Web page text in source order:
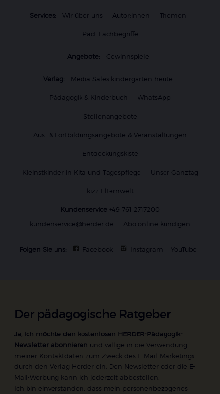
Services: Wir über uns Autor:innen Themen
Päd. Fachbegriffe
Angebote: Gewinnspiele
Verlag: Media Sales kindergarten heute
Pädagogik & Kinderbuch WhatsApp
Stellenangebote
Aus- & Fortbildungsangebote & Veranstaltungen
Entdeckungskiste
Kleinstkinder in Kita und Tagespflege Unser Ganztag
kizz Elternwelt
Kundenservice +49 761 2717200
kundenservice@herder.de
Abo online kündigen
Folgen Sie uns: Facebook Instagram YouTube
Der pädagogische Ratgeber
Ja, ich möchte den kostenlosen HERDER-Pädagogik-
Newsletter abonnieren und willige in die Verwendung
meiner Kontaktdaten zum Zweck des E-Mail-Marketings
durch den Verlag Herder ein. Den Newsletter oder die E-
Mail-Werbung kann ich jederzeit abbestellen.
Ich bin einverstanden, dass mein personenbezogenes